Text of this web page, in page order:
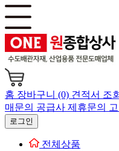
홈 장바구니 (0) 견적서 조회
매문의 공급사 제휴문의
로그인
전체상품